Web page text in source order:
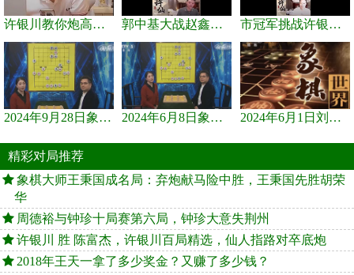
许银川教你炮高兵士象全如何赢士象全，简单四步即可 郭中基大战赵鑫鑫，许银川激情讲解 市冠军挑战许银川，急进中兵变化真激烈！
2024年9月28日象棋世界栏目，刘君、蒋川讲解了第九届杨官璘杯象棋... 2024年6月8日象棋世界，刘君、蒋川讲解了第九届杨官璘杯全国象棋... 2024年6月1日刘君、蒋川讲解第三届上海杯象棋大师赛谢靖与李少庚...
精彩对局推荐
象棋大师王秉国成名局：弃炮献马险中胜，王秉国先胜胡荣
华
周德裕与钟珍十局赛第六局，钟珍大意失荆州
许银川 胜 陈富杰，许银川百局精选，仙人指路对卒底炮
2018年王天一拿了多少奖金？又赚了多少钱？